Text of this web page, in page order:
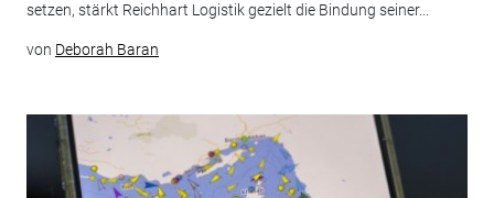
setzen, stärkt Reichhart Logistik gezielt die Bindung seiner...
von Deborah Baran